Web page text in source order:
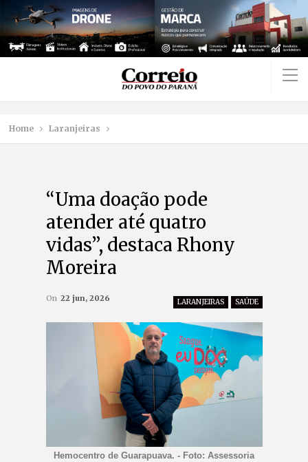
Home Laranjeiras
“Uma doação pode
atender até quatro
vidas”, destaca Rhony
Moreira
LARANJEIRAS SAÚDE
On 22 jun, 2026
Hemocentro de Guarapuava. - Foto: Assessoria